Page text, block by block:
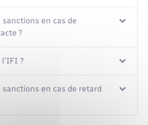
en cas de
?
l'IFI ?
en cas de retard